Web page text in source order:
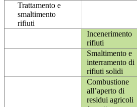
Trattamento e
smaltimento
rifiuti
Incenerimento
rifiuti
Smaltimento e
interramento di
rifiuti solidi
Combustione
all’aperto di
residui agricoli